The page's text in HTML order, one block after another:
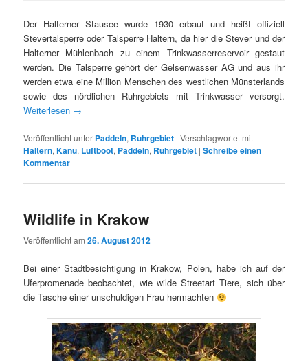
Der Halterner Stausee wurde 1930 erbaut und heißt offiziell
Stevertalsperre oder Talsperre Haltern, da hier die Stever und der
Halterner Mühlenbach zu einem Trinkwasserreservoir gestaut
werden. Die Talsperre gehört der Gelsenwasser AG und aus ihr
werden etwa eine Million Menschen des westlichen Münsterlands
sowie des nördlichen Ruhrgebiets mit Trinkwasser versorgt.
Weiterlesen →
Veröffentlicht unter Paddeln, Ruhrgebiet |Verschlagwortet mit
Haltern,Kanu, Luftboot, Paddeln, Ruhrgebiet |Schreibe einen
Kommentar
Wildlife in Krakow
Veröffentlicht am26. August 2012
Bei einer Stadtbesichtigung in Krakow, Polen, habe ich auf der
Uferpromenade beobachtet, wie wilde Streetart Tiere, sich über
die Tasche einer unschuldigen Frau hermachten